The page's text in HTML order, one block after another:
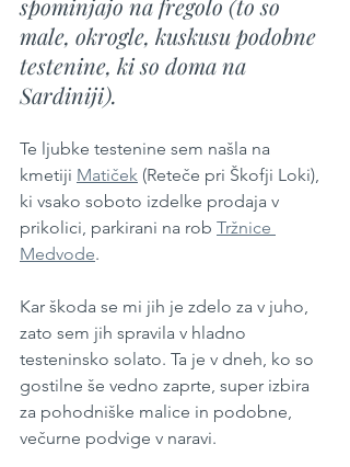
spominjajo na fregolo (to so
male, okrogle, kuskusu podobne
testenine, ki so doma na
Sardiniji).
Te ljubke testenine sem našla na
kmetiji Matiček (Reteče pri Škofji Loki),
ki vsako soboto izdelke prodaja v
prikolici, parkirani na rob Tržnice
Medvode.
Kar škoda se mi jih je zdelo za v juho,
zato sem jih spravila v hladno
testeninsko solato. Ta je v dneh, ko so
gostilne še vedno zaprte, super izbira
za pohodniške malice in podobne,
večurne podvige v naravi.